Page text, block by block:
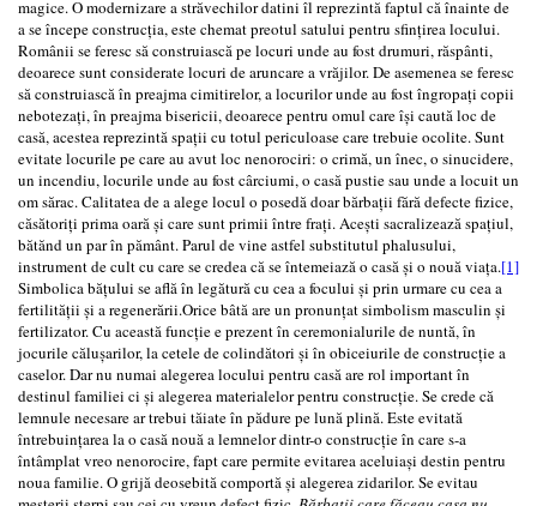
magice. O modernizare a străvechilor datini îl reprezintă faptul că înainte de
a se începe construcția, este chemat preotul satului pentru sfințirea locului.
Românii se feresc să construiască pe locuri unde au fost drumuri, răspânti,
deoarece sunt considerate locuri de aruncare a vrăjilor. De asemenea se feresc
să construiască în preajma cimitirelor, a locurilor unde au fost îngropați copii
nebotezați, în preajma bisericii, deoarece pentru omul care își caută loc de
casă, acestea reprezintă spații cu totul periculoase care trebuie ocolite. Sunt
evitate locurile pe care au avut loc nenorociri: o crimă, un înec, o sinucidere,
un incendiu, locurile unde au fost cârciumi, o casă pustie sau unde a locuit un
om sărac. Calitatea de a alege locul o posedă doar bărbații fără defecte fizice,
căsătoriți prima oară și care sunt primii între frați. Acești sacralizează spațiul,
bătănd un par în pământ. Parul de vine astfel substitutul phalusului,
instrument de cult cu care se credea că se întemeiază o casă și o nouă viața.[1]
Simbolica bățului se află în legătură cu cea a focului și prin urmare cu cea a
fertilității și a regenerării.Orice bâtă are un pronunțat simbolism masculin și
fertilizator. Cu această funcție e prezent în ceremonialurile de nuntă, în
jocurile călușarilor, la cetele de colindători și în obiceiurile de construcție a
caselor. Dar nu numai alegerea locului pentru casă are rol important în
destinul familiei ci și alegerea materialelor pentru construcție. Se crede că
lemnule necesare ar trebui tăiate în pădure pe lună plină. Este evitată
întrebuințarea la o casă nouă a lemnelor dintr-o construcție în care s-a
întâmplat vreo nenorocire, fapt care permite evitarea aceluiași destin pentru
noua familie. O grijă deosebită comportă și alegerea zidarilor. Se evitau